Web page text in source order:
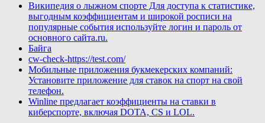
Википедия о лыжном спорте Для доступа к статистике,
выгодным коэффициентам и широкой росписи на
популярные события используйте логин и пароль от
основного сайта.ru.
Байга
cw-check-https://test.com/
Мобильные приложения букмекерских компаний:
Установите приложение для ставок на спорт на свой
телефон.
Winline предлагает коэффициенты на ставки в
киберспорте, включая DOTA, CS и LOL.